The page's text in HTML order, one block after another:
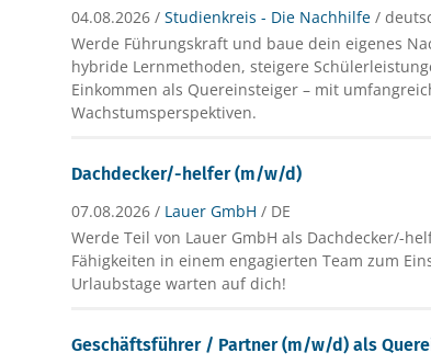
04.08.2026 /Studienkreis - Die Nachhilfe /
Werde Führungskraft und baue dein eigenes
hybride Lernmethoden, steigere
Einkommen als Quereinsteiger – mit
Wachstumsperspektiven.
Dachdecker/-helfer (m/w/d)
07.08.2026 / Lauer GmbH / DE
Werde Teil von Lauer GmbH als Dachdecker/-
Fähigkeiten in einem engagierten Team zum
Urlaubstage warten auf dich!
Geschäftsführer / Partner (m/w/d) als